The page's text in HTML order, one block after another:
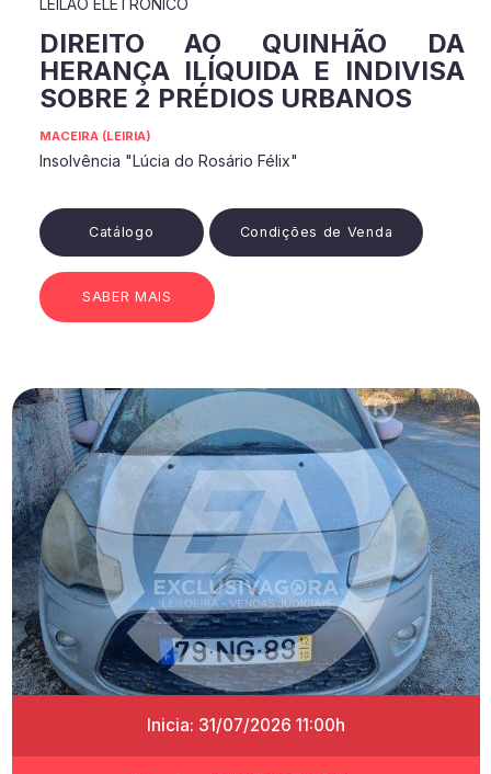
LEILÃO ELETRÓNICO
DIREITO AO QUINHÃO DA
HERANÇA ILÍQUIDA E INDIVISA
SOBRE 2 PRÉDIOS URBANOS
MACEIRA (LEIRIA)
Insolvência "Lúcia do Rosário Félix"
Catálogo Condições de Venda
SABER MAIS
Inicia: 31/07/2026 11:00h